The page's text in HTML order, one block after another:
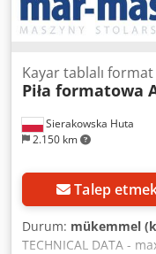
Sierakowska Huta
2.150 km
Kayar tablalı
Piła formatowa
Talep
Durum: mükemmel
TECHNICAL DATA -